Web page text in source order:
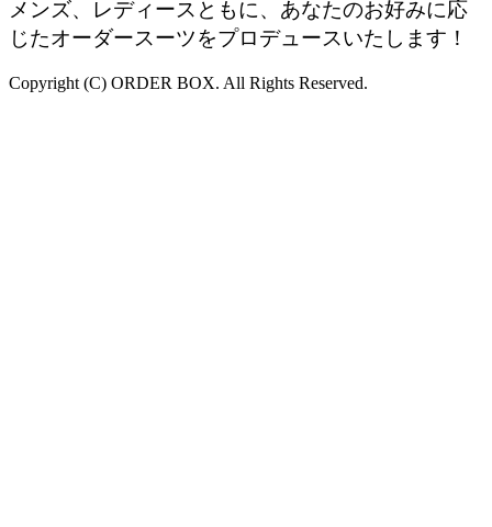
メンズ、レディースともに、あなたのお好みに応
じたオーダースーツをプロデュースいたします！
Copyright (C) ORDER BOX. All Rights Reserved.